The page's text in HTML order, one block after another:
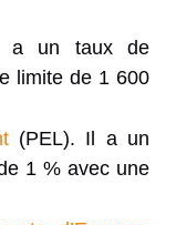
a un taux de
limite de 1 600
(PEL). Il a un
1 % avec une